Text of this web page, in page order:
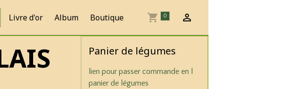
Livre d'or Album Boutique 0
Panier de légumes
lien pour passer commande en l
panier de légumes